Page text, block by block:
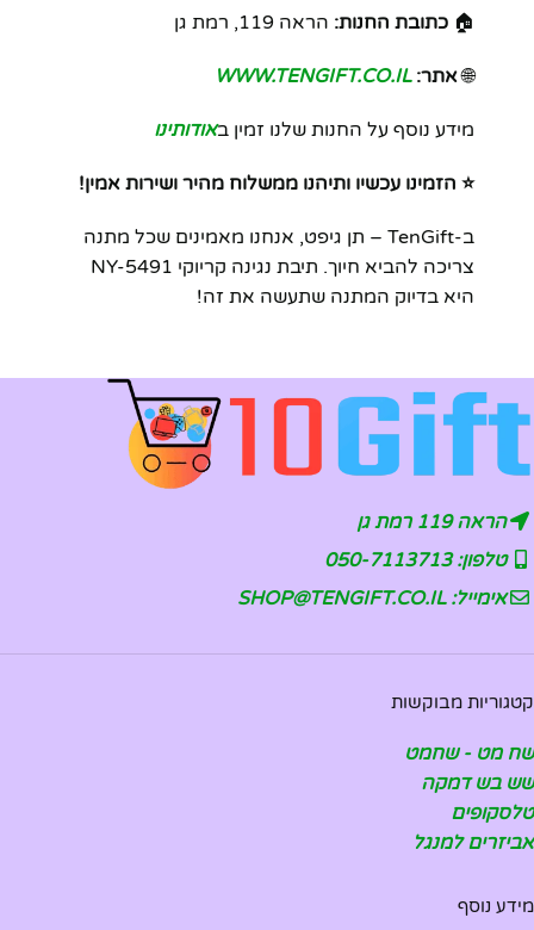
🏠 כתובת החנות: הראה 119, רמת גן
🌐אתר: WWW.TENGIFT.CO.IL
מידע נוסף על החנות שלנו זמין באודותינו
⭐ הזמינו עכשיו ותיהנו ממשלוח מהיר ושירות אמין!
ב-TenGift – תן גיפט, אנחנו מאמינים שכל מתנה
צריכה להביא חיוך. תיבת נגינה קריוקי NY-5491
היא בדיוק המתנה שתעשה את זה!
הראה 119 רמת גן
טלפון: 050-7113713
אימייל: SHOP@TENGIFT.CO.IL
קטגוריות מבוקשות
שח מט - שחמט
שש בש דמקה
טלסקופים
אביזרים למנגל
מידע נוסף